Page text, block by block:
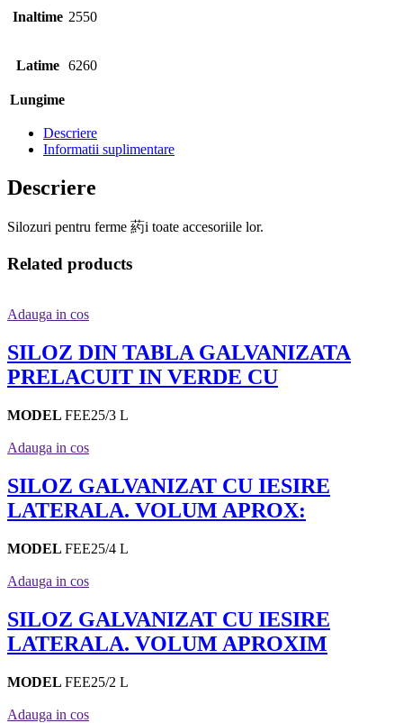
Inaltime 2550
Latime 6260
Lungime
Descriere
Informatii suplimentare
Descriere
Silozuri pentru ferme 葯i toate accesoriile lor.
Related products
Adauga in cos
SILOZ DIN TABLA GALVANIZATA
PRELACUIT IN VERDE CU
MODEL FEE25/3 L
Adauga in cos
SILOZ GALVANIZAT CU IESIRE
LATERALA. VOLUM APROX:
MODEL FEE25/4 L
Adauga in cos
SILOZ GALVANIZAT CU IESIRE
LATERALA. VOLUM APROXIM
MODEL FEE25/2 L
Adauga in cos